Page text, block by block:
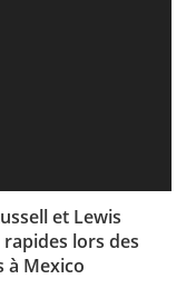
et Lewis
lors des
à Mexico